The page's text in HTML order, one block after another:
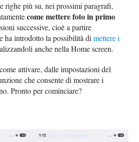
righe più su, nei prossimi paragrafi,
come mettere foto in primo
successive, cioè a partire
ha introdotto la possibilità dimettere i
anche nella Home screen.
attivare, dalle impostazioni del
che consente di mostrare i
Pronto per cominciare?